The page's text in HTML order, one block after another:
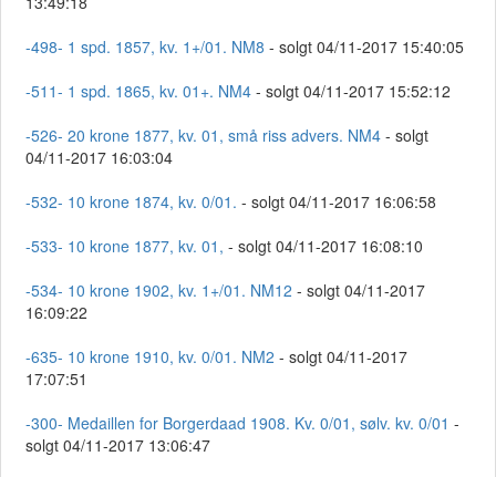
-498- 1 spd. 1857, kv. 1+/01. NM8 - solgt 04/11-2017 15:40:05
-511- 1 spd. 1865, kv. 01+. NM4 - solgt 04/11-2017 15:52:12
-526- 20 krone 1877, kv. 01, små riss advers. NM4 - solgt
04/11-2017 16:03:04
-532- 10 krone 1874, kv. 0/01. - solgt 04/11-2017 16:06:58
-533- 10 krone 1877, kv. 01, - solgt 04/11-2017 16:08:10
-534- 10 krone 1902, kv. 1+/01. NM12 - solgt 04/11-2017
16:09:22
-635- 10 krone 1910, kv. 0/01. NM2 - solgt 04/11-2017
17:07:51
-300- Medaillen for Borgerdaad 1908. Kv. 0/01, sølv. kv. 0/01 -
solgt 04/11-2017 13:06:47